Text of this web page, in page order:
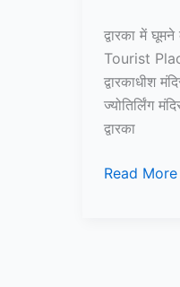
द्वारका में
Tourist
द्वारकाधीश
ज्योतिर्लिंग
द्वारका
10+
Read More